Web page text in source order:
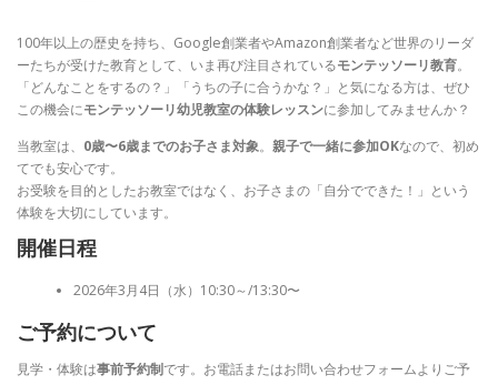
100年以上の歴史を持ち、Google創業者やAmazon創業者など世界のリーダ
ーたちが受けた教育として、いま再び注目されているモンテッソーリ教育。
「どんなことをするの？」「うちの子に合うかな？」と気になる方は、ぜひ
この機会にモンテッソーリ幼児教室の体験レッスンに参加してみませんか？
当教室は、 0歳〜6歳までのお子さま対象。 親子で一緒に参加OKなので、初め
てでも安心です。
お受験を目的としたお教室ではなく、お子さまの「自分でできた！」という
体験を大切にしています。
開催日程
2026年3月4日（水）10:30～/13:30〜
ご予約について
見学・体験は事前予約制です。お電話またはお問い合わせフォームよりご予